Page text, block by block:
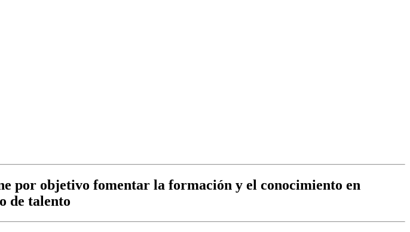
por objetivo fomentar la formación y el conocimiento en
de talento